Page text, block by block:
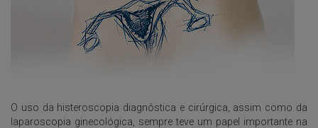
O uso da histeroscopia diagnóstica e cirúrgica, assim como da
laparoscopia ginecológica, sempre teve um papel importante na